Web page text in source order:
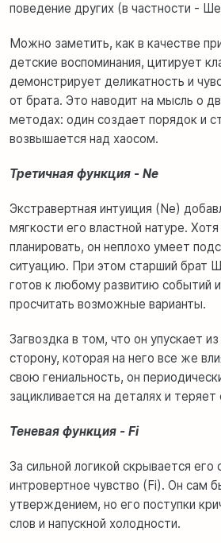
поведение других (в частности -
Можно заметить, как в качестве
детские воспоминания, цитирует
демонстрирует деликатность и
от брата. Это наводит на мысль о
методах: один создает порядок и
возвышается над хаосом.
Третичная функция - Ne
Экстравертная интуиция (Ne)
мягкости его властной натуре.
планировать, он неплохо умеет
ситуацию. При этом старший брат
готов к любому развитию событий
просчитать возможные варианты.
Загвоздка в том, что он упускает
сторону, которая на него все же
свою гениальность, он
зацикливается на деталях и
Теневая функция - Fi
За сильной логикой скрывается
интровертное чувство (Fi). Он сам
утверждением, но его поступки
слов и напускной холодности.